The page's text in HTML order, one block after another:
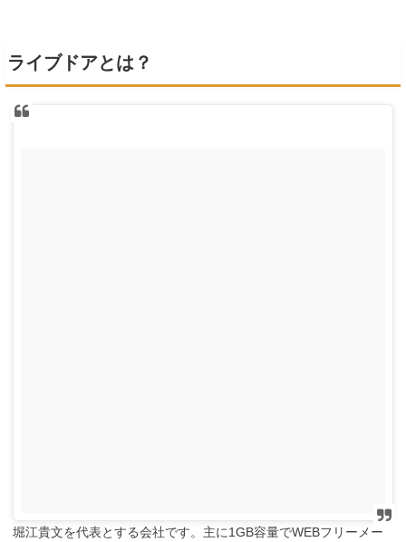
ライブドアとは？
堀江貴文を代表とする会社です。主に1GB容量でWEBフリーメー